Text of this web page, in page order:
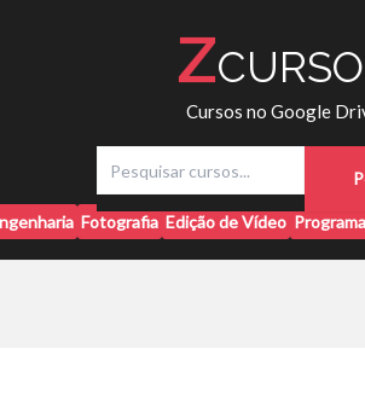
Z
Cursos no Google
q
Fotografia Edição de Vídeo